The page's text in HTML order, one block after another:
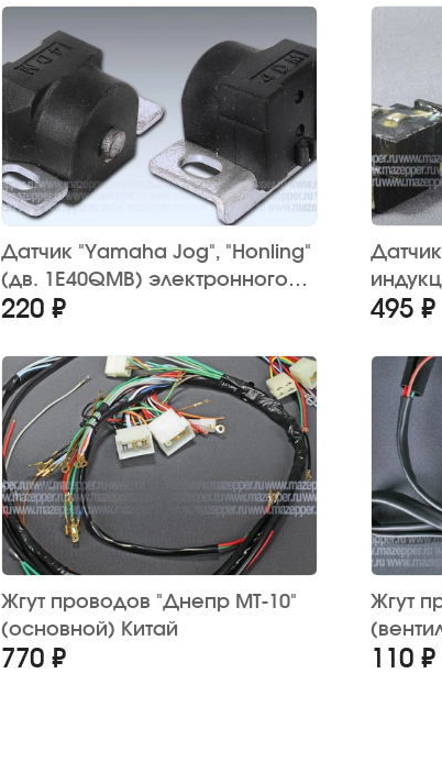
Датчик "Yamaha Jog", "Honling"
(дв. 1E40QMB) электронного
зажигания
220 ₽ 495 ₽
Жгут проводов "Днепр МТ-10"
(основной) Китай
770 ₽
Жгут
110 ₽